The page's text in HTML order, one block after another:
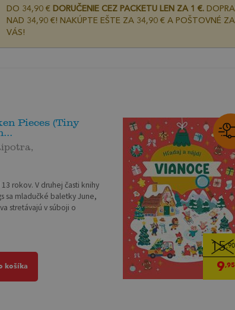
DO 34,90 € DORUČENIE CEZ PACKETU LEN ZA 1 €.
NAD 34,90 €! NAKÚPTE EŠTE ZA 34,90 € A POŠTOVNÉ
VÁS!
Pieces (Tiny
rokov. V druhej časti knihy
sa mladučké baletky June,
stretávajú v súboji o
košíka
15,90
9,95